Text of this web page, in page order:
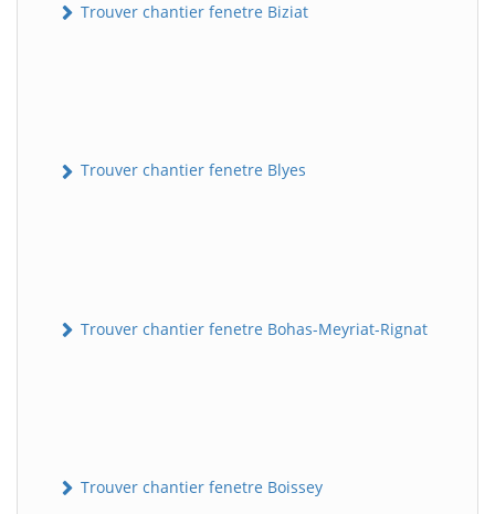
Trouver chantier fenetre Biziat
Trouver chantier fenetre Blyes
Trouver chantier fenetre Bohas-Meyriat-Rignat
Trouver chantier fenetre Boissey